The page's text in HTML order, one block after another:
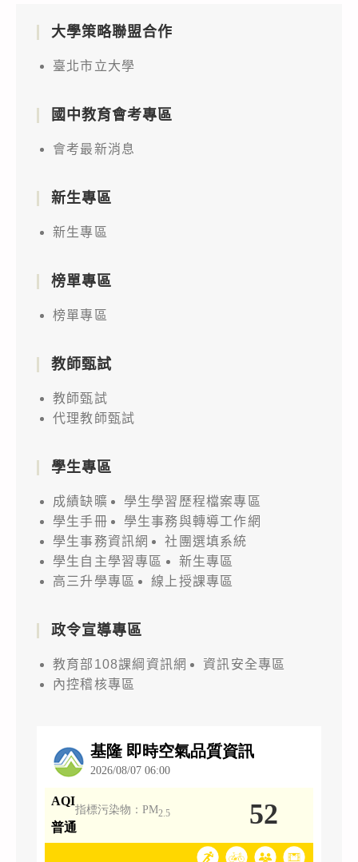
大學策略聯盟合作
臺北市立大學
國中教育會考專區
會考最新消息
新生專區
新生專區
榜單專區
榜單專區
教師甄試
教師甄試
代理教師甄試
學生專區
成績缺曠
學生學習歷程檔案專區
學生手冊
學生事務與轉導工作網
學生事務資訊網
社團選填系統
學生自主學習專區
新生專區
高三升學專區
線上授課專區
政令宣導專區
教育部108課綱資訊網
資訊安全專區
內控稽核專區